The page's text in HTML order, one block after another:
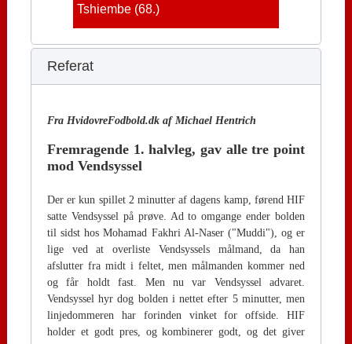
Tshiembe (68.)
Referat
Fra HvidovreFodbold.dk af Michael Hentrich
Fremragende 1. halvleg, gav alle tre point
mod Vendsyssel
Der er kun spillet 2 minutter af dagens kamp, førend HIF
satte Vendsyssel på prøve. Ad to omgange ender bolden
til sidst hos Mohamad Fakhri Al-Naser ("Muddi"), og er
lige ved at overliste Vendsyssels målmand, da han
afslutter fra midt i feltet, men målmanden kommer ned
og får holdt fast. Men nu var Vendsyssel advaret.
Vendsyssel hyr dog bolden i nettet efter 5 minutter, men
linjedommeren har forinden vinket for offside. HIF
holder et godt pres, og kombinerer godt, og det giver